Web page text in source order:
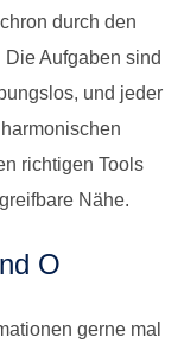
durch den
Aufgaben sind
und jeder
richtigen Tools
Nähe.
O
gerne mal